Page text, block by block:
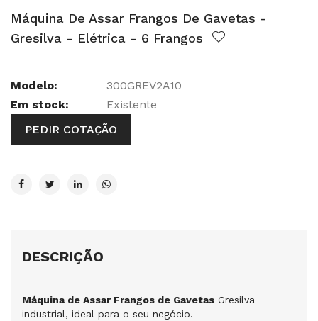
Máquina De Assar Frangos De Gavetas -
Gresilva - Elétrica - 6 Frangos
Modelo:
300GREV2A10
Em stock:
Existente
PEDIR COTAÇÃO
DESCRIÇÃO
Máquina de Assar Frangos de Gavetas Gresilva
industrial, ideal para o seu negócio.